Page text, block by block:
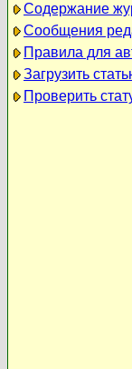
Содержание
Сообщения
Правила для
Загрузить
Проверить